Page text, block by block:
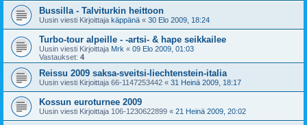
Bussilla - Talviturkin heittoon
Uusin viesti Kirjoittaja käppänä « 30 Elo 2009, 18:24
Turbo-tour alpeille - -artsi- & hape seikkailee
Uusin viesti Kirjoittaja Mrk « 09 Elo 2009, 01:03
Vastaukset: 4
Reissu 2009 saksa-sveitsi-liechtenstein-italia
Uusin viesti Kirjoittaja 66-1147253442 « 31 Heinä 2009, 18:17
Kossun euroturnee 2009
Uusin viesti Kirjoittaja 106-1230622899 « 21 Heinä 2009, 20:02